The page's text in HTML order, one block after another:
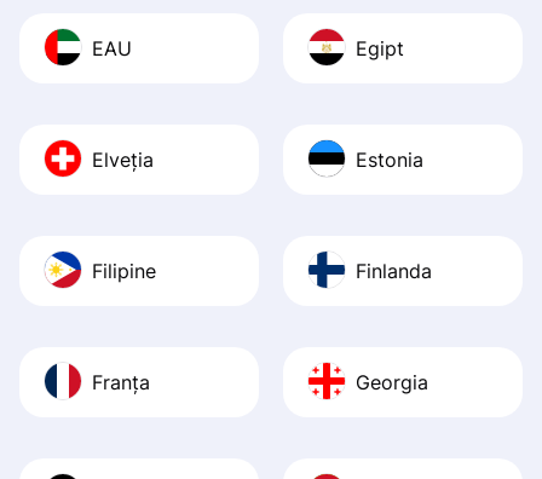
EAU Egipt
Elveția Estonia
Filipine Finlanda
Franța Georgia